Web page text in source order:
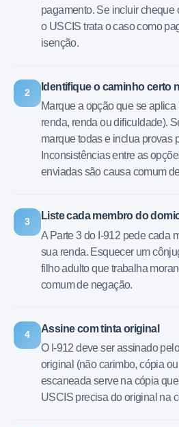
pagamento. Se incluir cheque
o USCIS trata o caso como
isenção.
2
Identifique o caminho certo
Marque a opção que se
renda, renda ou dificuldade).
marque todas e inclua provas
Inconsistências entre as
enviadas são causa comum
3
Liste cada membro do
A Parte 3 do I-912 pede cada
sua renda. Esquecer um
filho adulto que trabalha
comum de negação.
4
Assine com tinta original
O I-912 deve ser assinado
original (não carimbo, cópia
escaneada serve na cópia
USCIS precisa do original na